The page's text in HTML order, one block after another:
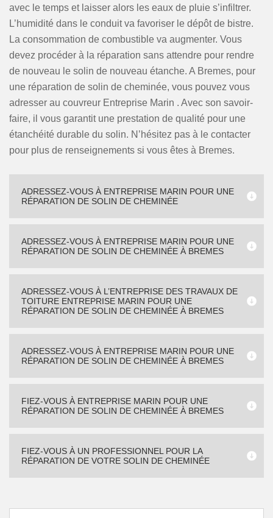
avec le temps et laisser alors les eaux de pluie s’infiltrer.
L’humidité dans le conduit va favoriser le dépôt de bistre.
La consommation de combustible va augmenter. Vous
devez procéder à la réparation sans attendre pour rendre
de nouveau le solin de nouveau étanche. A Bremes, pour
une réparation de solin de cheminée, vous pouvez vous
adresser au couvreur Entreprise Marin . Avec son savoir-
faire, il vous garantit une prestation de qualité pour une
étanchéité durable du solin. N’hésitez pas à le contacter
pour plus de renseignements si vous êtes à Bremes.
ADRESSEZ-VOUS À ENTREPRISE MARIN POUR UNE
RÉPARATION DE SOLIN DE CHEMINÉE
ADRESSEZ-VOUS À ENTREPRISE MARIN POUR UNE
RÉPARATION DE SOLIN DE CHEMINÉE À BREMES
ADRESSEZ-VOUS À L’ENTREPRISE DES TRAVAUX DE
TOITURE ENTREPRISE MARIN POUR UNE
RÉPARATION DE SOLIN DE CHEMINÉE À BREMES
ADRESSEZ-VOUS À ENTREPRISE MARIN POUR UNE
RÉPARATION DE SOLIN DE CHEMINÉE À BREMES
FIEZ-VOUS À ENTREPRISE MARIN POUR UNE
RÉPARATION DE SOLIN DE CHEMINÉE À BREMES
FIEZ-VOUS À UN PROFESSIONNEL POUR LA
RÉPARATION DE VOTRE SOLIN DE CHEMINÉE